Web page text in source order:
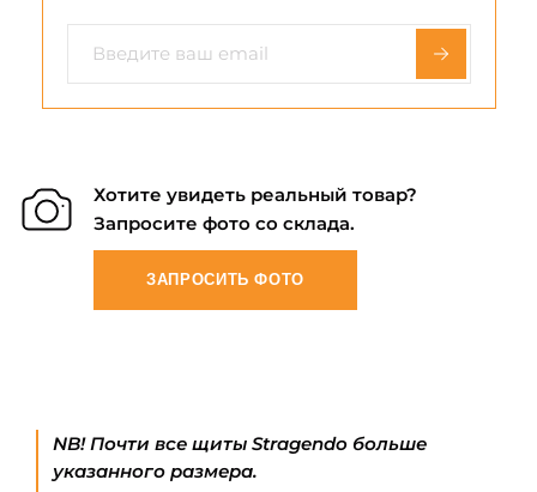
Хотите увидеть реальный товар?
Запросите фото со склада.
ЗАПРОСИТЬ ФОТО
NB! Почти все щиты Stragendo больше
указанного размера.